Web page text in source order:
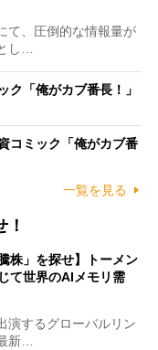
て、圧倒的な情報量が
し…
「俺がカブ番長！」
コミック「俺がカブ番
一覧を見る
株」を探せ】トーメン
て世界のAIメモリ需
演するグローバルリン
新…